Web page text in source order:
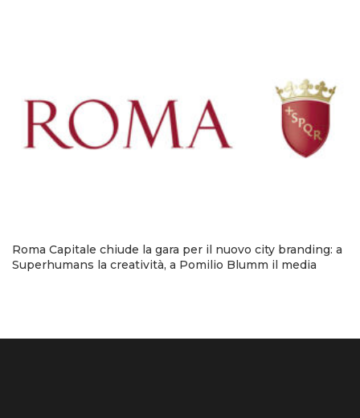
Roma Capitale chiude la gara per il nuovo city branding: a
Superhumans la creatività, a Pomilio Blumm il media